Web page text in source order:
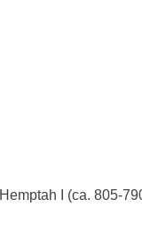
Hemptah I (ca. 805-